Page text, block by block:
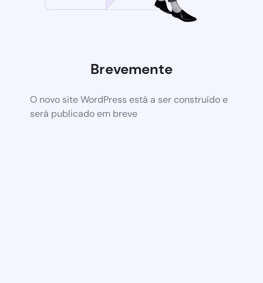
Brevemente
O novo site WordPress está a ser construído e
será publicado em breve